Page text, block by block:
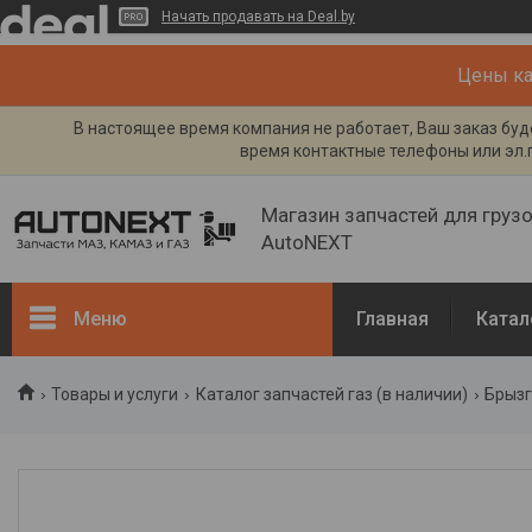
Начать продавать на Deal.by
Цены
В настоящее время компания не работает, Ваш заказ
время контактные телефоны или
Магазин запчастей для
AutoNEXT
Меню Главная
Товары и услуги Каталог запчастей газ (в наличии)